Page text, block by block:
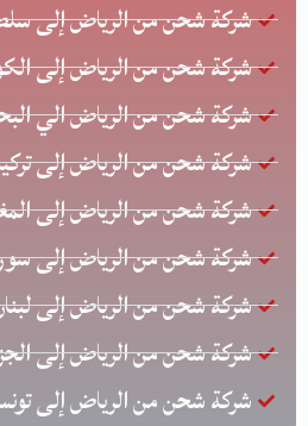
شركة شحن من الرياض إلى
شركة شحن من الرياض إلى
شركة شحن من الرياض الي
شركة شحن من الرياض إلى
شركة شحن من الرياض إلى
شركة شحن من الرياض إلى
شركة شحن من الرياض إلى
شركة شحن من الرياض إلى
شركة شحن من الرياض إلى